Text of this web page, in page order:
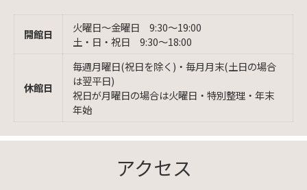
開館日
火曜日〜金曜日 9:30〜19:00
土・日・祝日 9:30〜18:00
休館日
毎週月曜日(祝日を除く)・毎月月末(土日の場合
は翌平日)
祝日が月曜日の場合は火曜日・特別整理・年末
年始
アクセス